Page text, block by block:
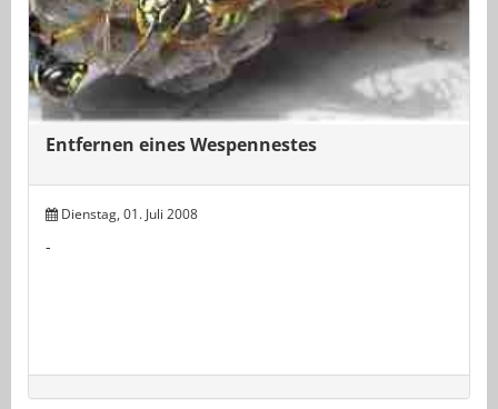
Entfernen eines Wespennestes
Dienstag, 01. Juli 2008
-